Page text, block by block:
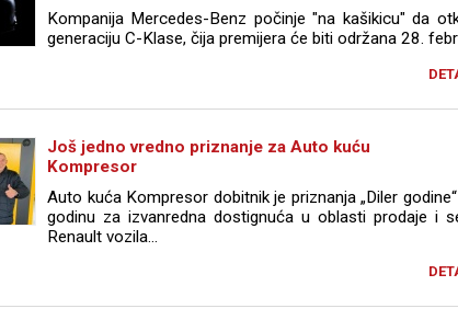
Kompanija Mercedes-Benz počinje "na kašikicu" da
generaciju C-Klase, čija premijera će biti održana 28.
Još jedno vredno priznanje za Auto kuću
Kompresor
Auto kuća Kompresor dobitnik je priznanja „Diler
godinu za izvanredna dostignuća u oblasti prodaje i
Renault vozila...